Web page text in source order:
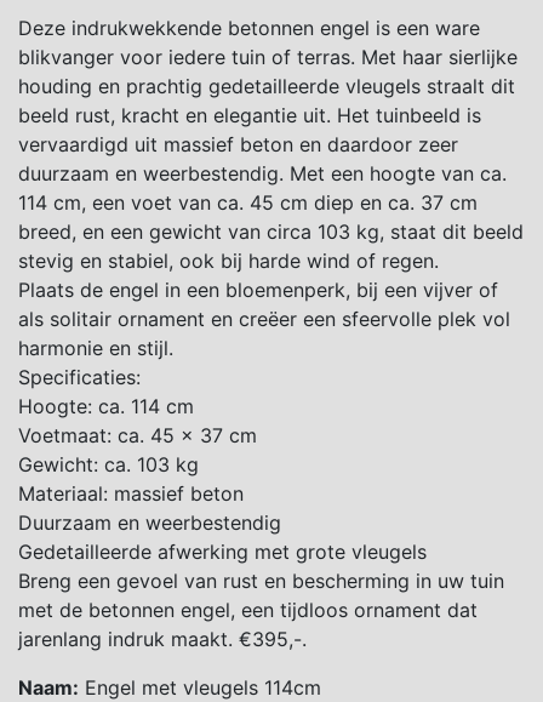
Deze indrukwekkende betonnen engel is een ware
blikvanger voor iedere tuin of terras. Met haar sierlijke
houding en prachtig gedetailleerde vleugels straalt dit
beeld rust, kracht en elegantie uit. Het tuinbeeld is
vervaardigd uit massief beton en daardoor zeer
duurzaam en weerbestendig. Met een hoogte van ca.
114 cm, een voet van ca. 45 cm diep en ca. 37 cm
breed, en een gewicht van circa 103 kg, staat dit beeld
stevig en stabiel, ook bij harde wind of regen.
Plaats de engel in een bloemenperk, bij een vijver of
als solitair ornament en creëer een sfeervolle plek vol
harmonie en stijl.
Specificaties:
Hoogte: ca. 114 cm
Voetmaat: ca. 45 × 37 cm
Gewicht: ca. 103 kg
Materiaal: massief beton
Duurzaam en weerbestendig
Gedetailleerde afwerking met grote vleugels
Breng een gevoel van rust en bescherming in uw tuin
met de betonnen engel, een tijdloos ornament dat
jarenlang indruk maakt. €395,-.
Naam: Engel met vleugels 114cm